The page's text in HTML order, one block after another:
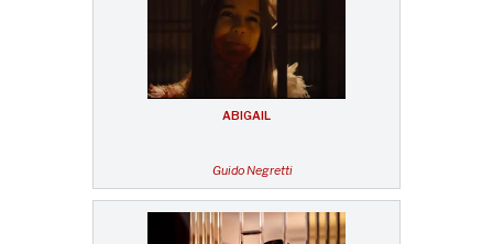
ABIGAIL
Guido Negretti